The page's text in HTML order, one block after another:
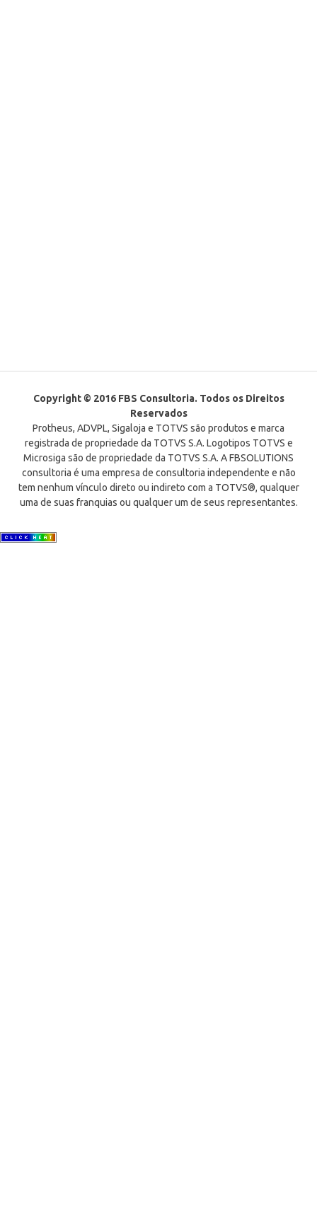
Copyright © 2016 FBS Consultoria. Todos os Direitos
Reservados
Protheus, ADVPL, Sigaloja e TOTVS são produtos e marca
registrada de propriedade da TOTVS S.A. Logotipos TOTVS e
Microsiga são de propriedade da TOTVS S.A. A FBSOLUTIONS
consultoria é uma empresa de consultoria independente e não
tem nenhum vínculo direto ou indireto com a TOTVS®, qualquer
uma de suas franquias ou qualquer um de seus representantes.